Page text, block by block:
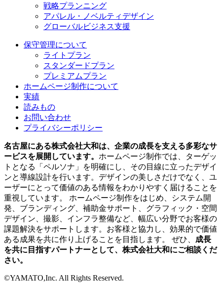
戦略プランニング
アパレル・ノベルティデザイン
グローバルビジネス支援
保守管理について
ライトプラン
スタンダードプラン
プレミアムプラン
ホームページ制作について
実績
読みもの
お問い合わせ
プライバシーポリシー
名古屋にある株式会社大和は、企業の成長を支える多彩なサ
ービスを展開しています。 ホームページ制作では、ターゲッ
トとなる「ペルソナ」を明確にし、その目線に立ったデザイ
ンと導線設計を行います。デザインの美しさだけでなく、ユ
ーザーにとって価値のある情報をわかりやすく届けることを
重視しています。 ホームページ制作をはじめ、システム開
発、ブランディング、補助金サポート、グラフィック・空間
デザイン、撮影、インフラ整備など、幅広い分野でお客様の
課題解決をサポートします。お客様と協力し、効果的で価値
ある成果を共に作り上げることを目指します。 ぜひ、 成長
を共に目指すパートナーとして、株式会社大和にご相談くだ
さい。
©YAMATO,Inc. All Rights Reserved.